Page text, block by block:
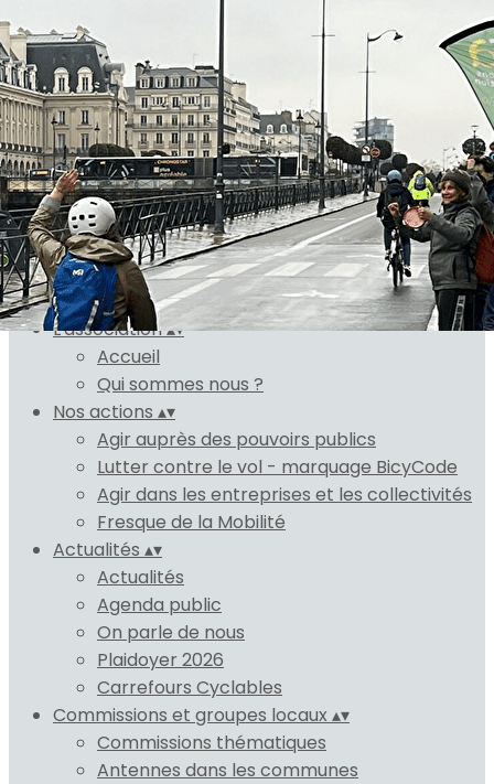
Exporter les lignes sélectionnées
Exporter toutes les colonnes
Exporter uniquement les colonnes affichées
Menu
Ajoutez un logo, un bouton, des réseaux sociaux
Cliquez pour éditer
L'association▴▾
Accueil
Qui sommes nous ?
Nos actions ▴▾
Agir auprès des pouvoirs publics
Lutter contre le vol - marquage BicyCode
Agir dans les entreprises et les collectivités
Fresque de la Mobilité
Actualités ▴▾
Actualités
Agenda public
On parle de nous
Plaidoyer 2026
Carrefours Cyclables
Commissions et groupes locaux ▴▾
Commissions thématiques
Antennes dans les communes